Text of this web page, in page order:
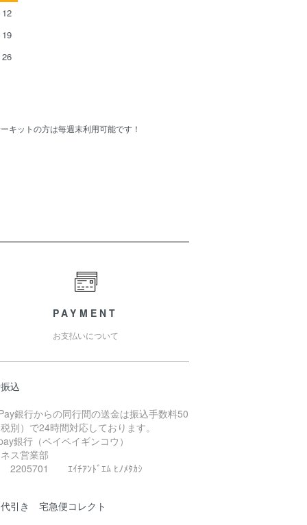
12
19
26
キットの方は毎週末利用可能です！
PAYMENT
お支払いについて
込
銀行からの同行間の送金は振込手数料50
別）で24時間対応しております。
銀行（ペイペイギンコウ）
ス営業部
2205701 ｴｲﾁｱﾝﾄﾞｴﾑ ﾋﾉﾒﾀｶｼ
引き 宅急便コレクト